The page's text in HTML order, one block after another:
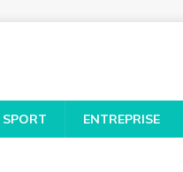
SPORT ENTREPRISE